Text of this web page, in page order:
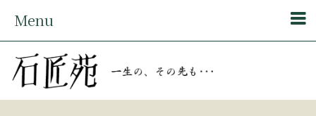
Menu